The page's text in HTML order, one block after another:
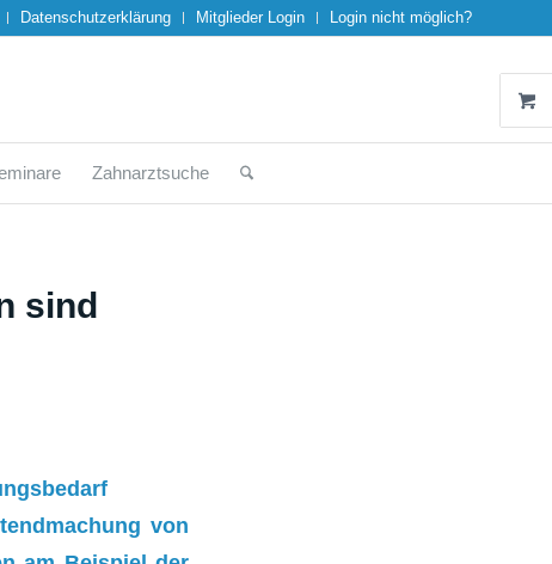
Datenschutzerklärung Mitglieder Login Login nicht möglich?
Zahnarztsuche
sind
von